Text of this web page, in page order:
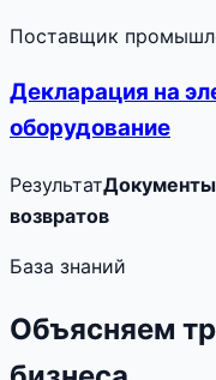
Поставщик
Декларация на
оборудование
РезультатДокументы
возвратов
База знаний
Объясняем